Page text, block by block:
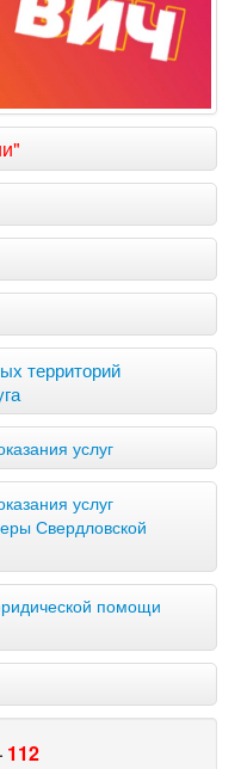
территорий
услуг
услуг
Свердловской
помощи
112